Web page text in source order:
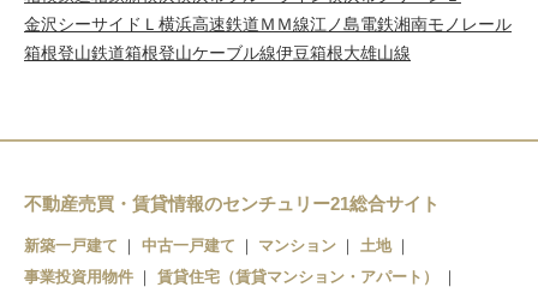
金沢シーサイドＬ 横浜高速鉄道ＭＭ線江ノ島電鉄湘南モノレール
箱根登山鉄道箱根登山ケーブル線伊豆箱根大雄山線
不動産売買・賃貸情報のセンチュリー21総合サイト
新築一戸建て 中古一戸建て マンション
土地
事業投資用物件
賃貸住宅（賃貸マンション・アパート）